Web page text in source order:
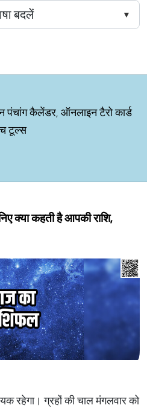
कैलेंडर, ऑनलाइन टैरो कार्ड
टूल्स
क्या कहती है आपकी राशि,
रहेगा। ग्रहों की चाल मंगलवार को